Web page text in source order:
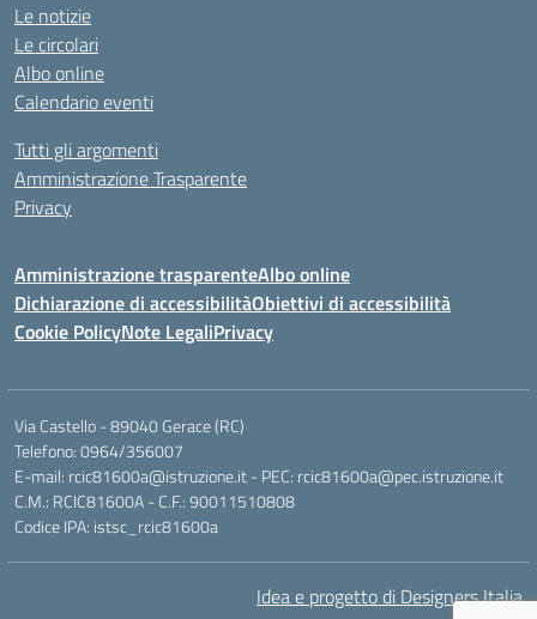
Le notizie
Le circolari
Albo online
Calendario eventi
Tutti gli argomenti
Amministrazione Trasparente
Privacy
Amministrazione trasparenteAlbo online
Dichiarazione di accessibilitàObiettivi di accessibilità
Cookie PolicyNote LegaliPrivacy
Via Castello - 89040 Gerace (RC)
Telefono: 0964/356007
E-mail: rcic81600a@istruzione.it - PEC: rcic81600a@pec.istruzione.it
C.M.: RCIC81600A - C.F.: 90011510808
Codice IPA: istsc_rcic81600a
Idea e progetto di Designers Italia